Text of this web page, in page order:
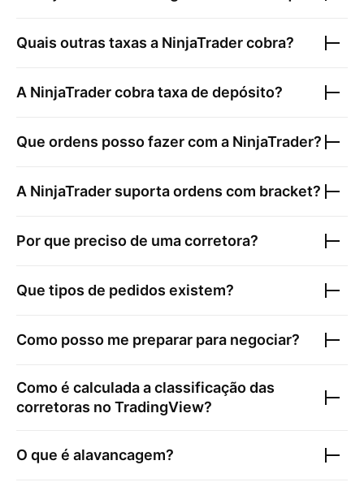
Quais outras taxas a NinjaTradercobra?
A NinjaTradercobra taxa de depósito?
Que ordens posso fazer com a NinjaTrader?
A NinjaTrader suporta ordens com bracket?
Por que preciso de uma corretora?
Que tipos de pedidos existem?
Como posso me preparar para negociar?
Como é calculada a classificação das
corretoras no TradingView?
O que é alavancagem?